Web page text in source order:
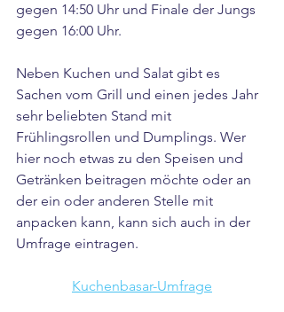
gegen 14:50 Uhr und Finale der Jungs
gegen 16:00 Uhr.
Neben Kuchen und Salat gibt es
Sachen vom Grill und einen jedes Jahr
sehr beliebten Stand mit
Frühlingsrollen und Dumplings. Wer
hier noch etwas zu den Speisen und
Getränken beitragen möchte oder an
der ein oder anderen Stelle mit
anpacken kann, kann sich auch in der
Umfrage eintragen.
Kuchenbasar-Umfrage